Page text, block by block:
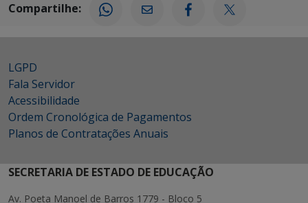
Compartilhe:
LGPD
Fala Servidor
Acessibilidade
Ordem Cronológica de Pagamentos
Planos de Contratações Anuais
SECRETARIA DE ESTADO DE EDUCAÇÃO
Av. Poeta Manoel de Barros 1779 - Bloco 5